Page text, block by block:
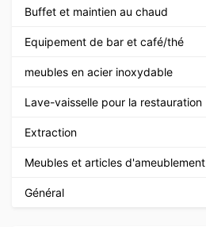
Buffet et maintien au chaud
Equipement de bar et café/thé
meubles en acier inoxydable
Lave-vaisselle pour la restauration
Extraction
Meubles et articles d'ameublement
Général